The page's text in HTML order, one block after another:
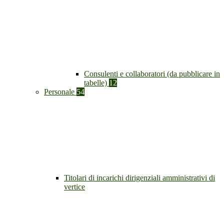
Consulenti e collaboratori (da pubblicare in
tabelle) 12
Personale 54
Titolari di incarichi dirigenziali amministrativi di
vertice